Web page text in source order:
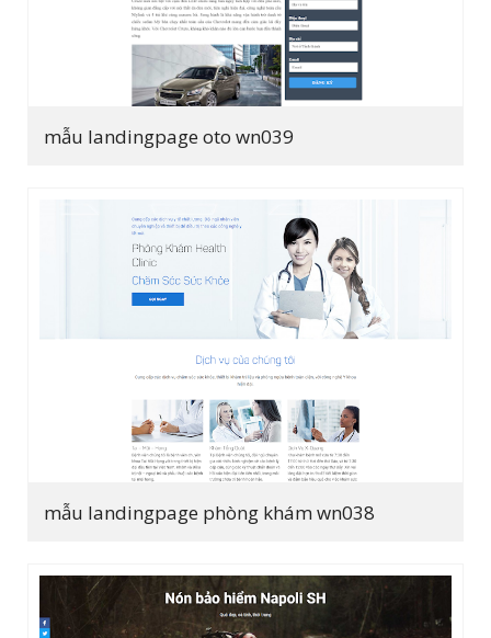
mẫu landingpage oto wn039
mẫu landingpage phòng khám wn038